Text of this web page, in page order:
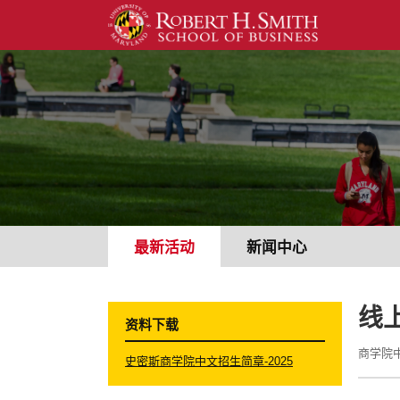
最新活动 新闻中心
资料下载
史密斯商学院中文招生简章-2025
线
商学院